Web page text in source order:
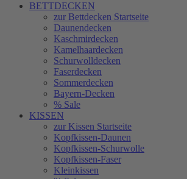
BETTDECKEN
zur Bettdecken Startseite
Daunendecken
Kaschmirdecken
Kamelhaardecken
Schurwolldecken
Faserdecken
Sommerdecken
Bayern-Decken
% Sale
KISSEN
zur Kissen Startseite
Kopfkissen-Daunen
Kopfkissen-Schurwolle
Kopfkissen-Faser
Kleinkissen